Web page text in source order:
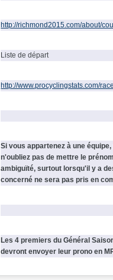
http://richmond2015.com/about/
Liste de départ
http://www.procyclingstats.com/
Si vous appartenez à une
n'oubliez pas de mettre le
ambiguïté, surtout lorsqu'il y a
concerné ne sera pas pris en
Les 4 premiers du Général
devront envoyer leur prono en